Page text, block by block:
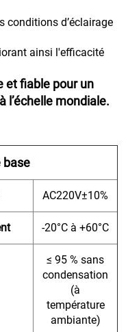
conditions d’éclairage
ainsi l'efficacité
et fiable pour un
l’échelle mondiale.
base
AC220V±10%
-20°C à +60°C
≤ 95 % sans
condensation
(à
température
ambiante)